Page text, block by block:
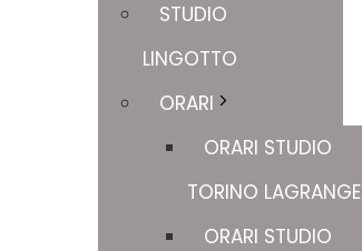
STUDIO
LINGOTTO
ORARI
ORARI STUDIO
TORINO LAGRANGE
ORARI STUDIO